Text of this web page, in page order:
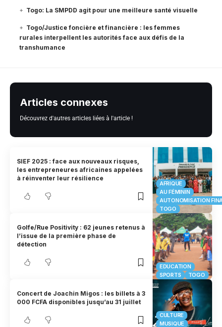
Togo: La SMPDD agit pour une meilleure santé visuelle
Togo/Justice foncière et financière : les femmes
rurales interpellent les autorités face aux défis de la
transhumance
Articles connexes
Découvrez d'autres articles liées à l'article !
AFRIQUE
AU FÉMININ
AUTONOMISATION
TOGO
SIEF 2025 : face aux nouveaux risques,
les entrepreneures africaines appelées
à réinventer leur résilience
EDUCATION
SPORTS
TOGO
Golfe/Rue Positivity : 62 jeunes retenus à
l’issue de la première phase de
détection
CULTURE
MUSIQUE
Concert de Joachin Migos : les billets à 3
000 FCFA disponibles jusqu’au 31 juillet